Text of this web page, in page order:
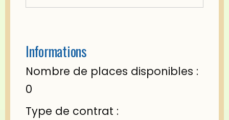
Informations
Nombre de places disponibles :
0
Type de contrat :